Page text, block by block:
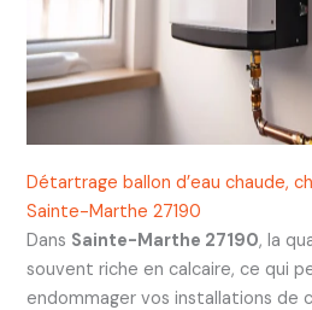
Détartrage ballon d’eau chaude,
Sainte-Marthe 27190
Dans Sainte-Marthe 27190, la
souvent riche en calcaire, ce qui
endommager vos installations de